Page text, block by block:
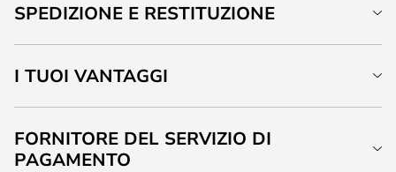
SPEDIZIONE E RESTITUZIONE
I TUOI VANTAGGI
FORNITORE DEL SERVIZIO DI
PAGAMENTO